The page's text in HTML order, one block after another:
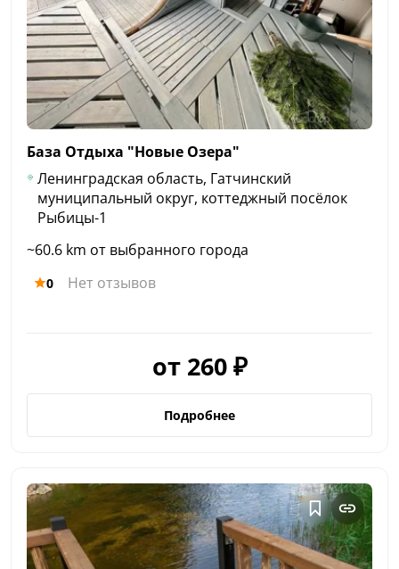
База Отдыха "Новые Озера"
Ленинградская область, Гатчинский
муниципальный округ, коттеджный посёлок
Рыбицы-1
~60.6 km от выбранного города
0 Нет отзывов
от 260 ₽
Подробнее